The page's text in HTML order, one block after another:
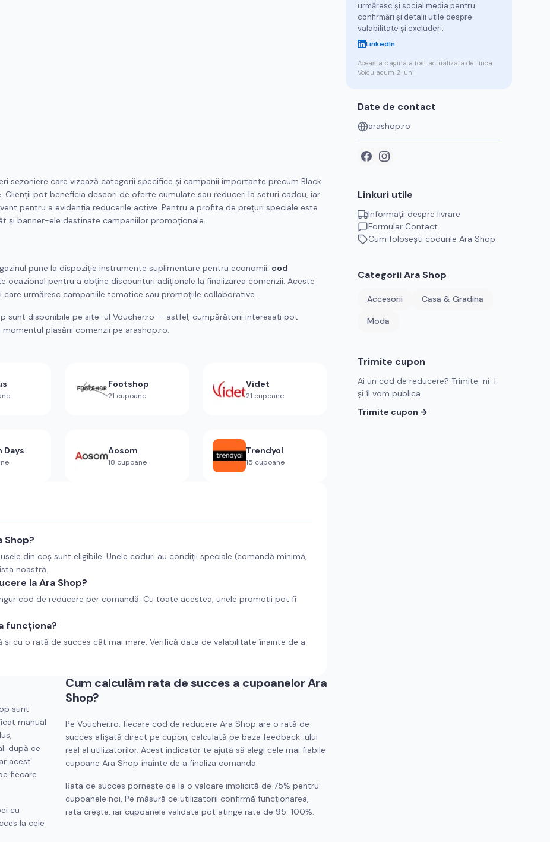
sezoniere care vizează categorii specifice și campanii importante precum Black
Clienții pot beneficia deseori de oferte cumulate sau reduceri la seturi cadou, iar
pentru a evidenția reducerile active. Pentru a profita de prețuri speciale este
și banner-ele destinate campaniilor promoționale.
pune la dispoziție instrumente suplimentare pentru economii: cod
ocazional pentru a obține discounturi adiționale la finalizarea comenzii. Aceste
urmăresc campaniile tematice sau promoțiile collaborative.
sunt disponibile pe site-ul Voucher.ro — astfel, cumpărătorii interesați pot
plasării comenzii pe arashop.ro.
Footshop
21 cupoane
Videt
21 cupoane
Days Aosom
18 cupoane
Trendyol
15 cupoane
Shop?
din coș sunt eligibile. Unele coduri au condiții speciale (comandă minimă,
noastră.
la Ara Shop?
cod de reducere per comandă. Cu toate acestea, unele promoții pot fi
funcționa?
cu o rată de succes cât mai mare. Verifică data de valabilitate înainte de a
sunt
manual
după ce
acest
fiecare
cu
la cele
Cum calculăm rata de succes a cupoanelorAra
Shop?
Pe Voucher.ro, fiecare cod de reducere Ara Shop are o rată de
succes afișată direct pe cupon, calculată pe baza feedback-ului
real al utilizatorilor. Acest indicator te ajută să alegi cele mai fiabile
cupoane Ara Shop înainte de a finaliza comanda.
Rata de succes pornește de la o valoare implicită de 75% pentru
cupoanele noi. Pe măsură ce utilizatorii confirmă funcționarea,
rata crește, iar cupoanele validate pot atinge rate de 95-100%.
urmăresc și social media pentru
confirmări și detalii utile despre
valabilitate și excluderi.
LinkedIn
Aceasta pagina a fost actualizata de Ilinca
Voicu acum 2 luni
Date de contact
arashop.ro
Linkuri utile
Informații despre livrare
Formular Contact
Cum folosești codurile Ara Shop
CategoriiAra Shop
Accesorii Casa & Gradina
Moda
Trimite cupon
Ai un cod de reducere? Trimite-ni-l
și îl vom publica.
Trimite cupon →